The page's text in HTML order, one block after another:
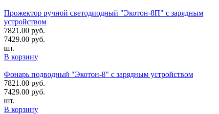
Прожектор ручной светодиодный "Экотон-8П" с зарядным
устройством
7821.00 руб.
7429.00 руб.
шт.
В корзину
Фонарь подводный "Экотон-8" с зарядным устройством
7821.00 руб.
7429.00 руб.
шт.
В корзину